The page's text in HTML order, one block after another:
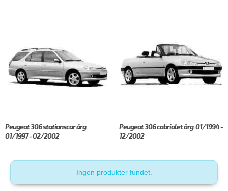
Peugeot 306 stationscar årg.
01/1997 - 02/2002
Peugeot 306 cabriolet årg. 01/1994 -
12/2002
Ingen produkter fundet.